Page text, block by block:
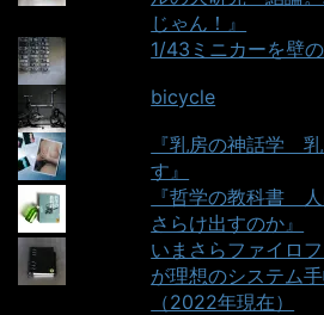
じゃん！』
1/43ミニカーを壁
bicycle
『乳房の神話学＿
す』
『哲学の教科書＿
さらけ出すのか』
いまさらファイロ
が理想のシステム
（2022年現在）